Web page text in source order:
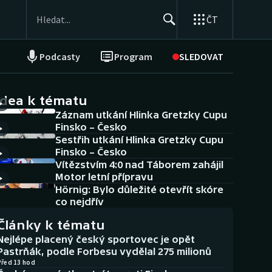
ČT
Podcasty Program SLEDOVAT
NEPŘEHLÉDNĚTE
Historické návraty
Aplikace ČT sport
AZ kvíz
k tématu
Záznam utkání Hlinka Gretzky Cupu
Finsko – Česko
Sestřih utkání Hlinka Gretzky Cupu
Finsko – Česko
Vítězstvím 4:0 nad Táborem zahájil
Motor letní přípravu
Hörnig: Bylo důležité otevřít skóre
co nejdřív
k tématu
placený český sportovec je opět
podle Forbesu vydělal 275 milionů
13 hod